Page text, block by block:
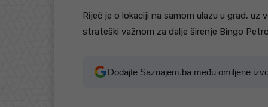
Riječ je o lokaciji na samom ulazu u grad,
strateški važnom za dalje širenje Bingo
Dodajte Saznajem.ba među omiljene